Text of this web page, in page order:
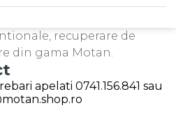
recuperare de
din gama Motan.
apelati 0741.156.841 sau